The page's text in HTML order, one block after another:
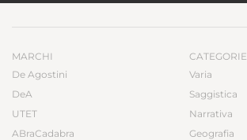
MARCHI
De Agostini
DeA
UTET
ABraCadabra
CATEGORIE
Varia
Saggistica
Narrativa
Geografia